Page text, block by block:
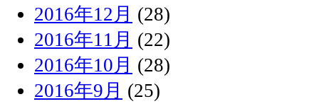
2016年12月 (28)
2016年11月 (22)
2016年10月 (28)
2016年9月 (25)